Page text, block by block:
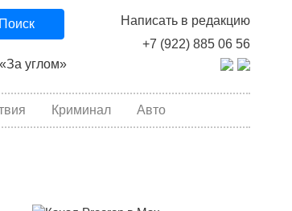
Написать в редакцию
+7 (922) 885 06 56
Поиск
«За углом»
Криминал Авто